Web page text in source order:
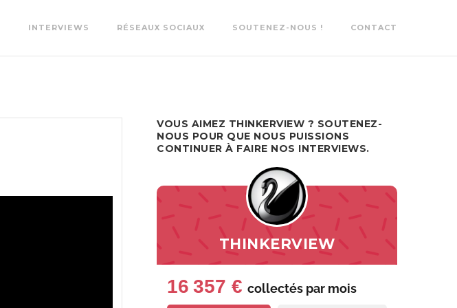
INTERVIEWS RÉSEAUX SOCIAUX SOUTENEZ-NOUS ! CONTACT
VOUS AIMEZ THINKERVIEW ? SOUTENEZ-
NOUS POUR QUE NOUS PUISSIONS
CONTINUER À FAIRE NOS INTERVIEWS.
THINKERVIEW
16 357 € collectés par mois